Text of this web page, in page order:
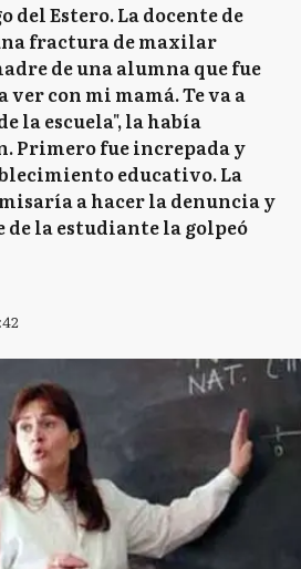
del Estero. La docente de
fractura de maxilar
de una alumna que fue
ver con mi mamá. Te va a
la escuela", la había
Primero fue increpada y
educativo. La
a hacer la denuncia y
de la estudiante la golpeó